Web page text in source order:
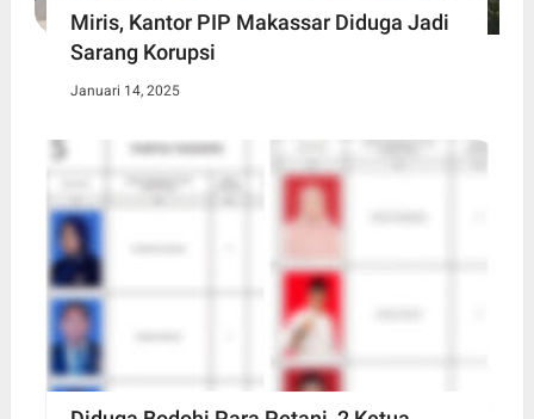
Miris, Kantor PIP Makassar Diduga Jadi
Sarang Korupsi
Januari 14, 2025